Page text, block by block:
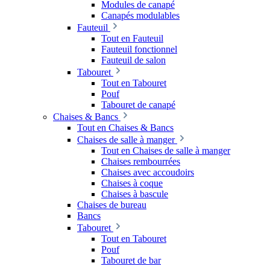
Modules de canapé
Canapés modulables
Fauteuil
Tout en Fauteuil
Fauteuil fonctionnel
Fauteuil de salon
Tabouret
Tout en Tabouret
Pouf
Tabouret de canapé
Chaises & Bancs
Tout en Chaises & Bancs
Chaises de salle à manger
Tout en Chaises de salle à manger
Chaises rembourrées
Chaises avec accoudoirs
Chaises à coque
Chaises à bascule
Chaises de bureau
Bancs
Tabouret
Tout en Tabouret
Pouf
Tabouret de bar